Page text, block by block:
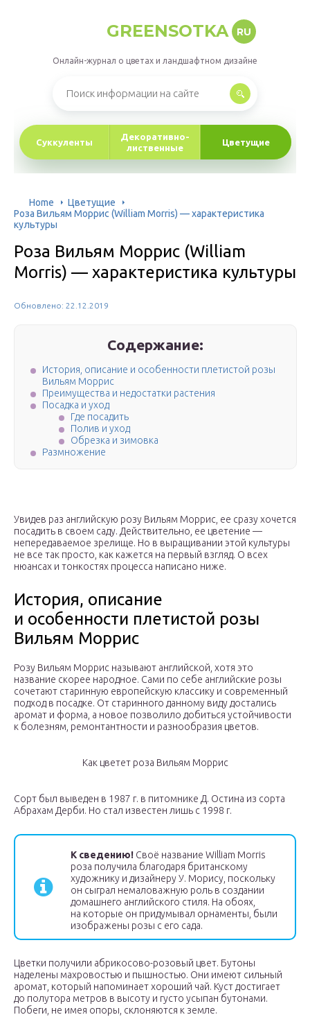
GREENSOTKA RU
Онлайн-журнал о цветах и ландшафтном дизайне
Суккуленты
Декоративно-
лиственные
Цветущие
Home
Цветущие
Роза Вильям Моррис (William Morris) — характеристика
культуры
Роза Вильям Моррис (William
Morris) — характеристика культуры
Обновлено: 22.12.2019
Содержание:
История, описание и особенности плетистой розы
Вильям Моррис
Преимущества и недостатки растения
Посадка и уход
Где посадить
Полив и уход
Обрезка и зимовка
Размножение
Увидев раз английскую розу Вильям Моррис, ее сразу хочется
посадить в своем саду. Действительно, ее цветение —
непередаваемое зрелище. Но в выращивании этой культуры
не все так просто, как кажется на первый взгляд. О всех
нюансах и тонкостях процесса написано ниже.
История, описание
и особенности плетистой розы
Вильям Моррис
Розу Вильям Моррис называют английской, хотя это
название скорее народное. Сами по себе английские розы
сочетают старинную европейскую классику и современный
подход в посадке. От старинного данному виду достались
аромат и форма, а новое позволило добиться устойчивости
к болезням, ремонтантности и разнообразия цветов.
Как цветет роза Вильям Моррис
Сорт был выведен в 1987 г. в питомнике Д. Остина из сорта
Абрахам Дерби. Но стал известен лишь с 1998 г.
К сведению! Своё название William Morris
роза получила благодаря британскому
художнику и дизайнеру У. Морису, поскольку
он сыграл немаловажную роль в создании
домашнего английского стиля. На обоях,
на которые он придумывал орнаменты, были
изображены розы с его сада.
Цветки получили абрикосово-розовый цвет. Бутоны
наделены махровостью и пышностью. Они имеют сильный
аромат, который напоминает хороший чай. Куст достигает
до полутора метров в высоту и густо усыпан бутонами.
Побеги, не имея опоры, склоняются к земле.